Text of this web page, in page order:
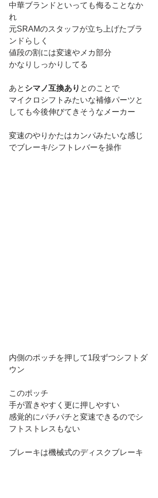
中華ブランドといっても侮ることなか
れ
元SRAMのスタッフが立ち上げたブラ
ンドらしく
値段の割には変速やメカ部分
かなりしっかりしてる
あと シマノ互換あり とのことで
マイクロシフトみたいな補修パーツと
しても今後伸びてきそうなメーカー
変速のやりかたはカンパみたいな感じ
でブレーキ/シフトレバーを操作
内側のポッチを押して1段ずつシフトダ
ウン
このポッチ
手が置きやすく更に押しやすい
感覚的にパチパチと変速できるのでシ
フトストレスもない
ブレーキは機械式のディスクブレーキ